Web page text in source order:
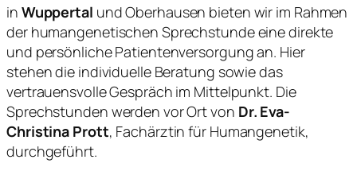
in Wuppertal und Oberhausen bieten wir im Rahmen
der humangenetischen Sprechstunde eine direkte
und persönliche Patientenversorgung an. Hier
stehen die individuelle Beratung sowie das
vertrauensvolle Gespräch im Mittelpunkt. Die
Sprechstunden werden vor Ort von Dr. Eva-
Christina Prott, Fachärztin für Humangenetik,
durchgeführt.